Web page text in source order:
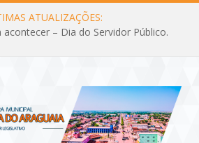
ATUALIZAÇÕES:
– Dia do Servidor Público.